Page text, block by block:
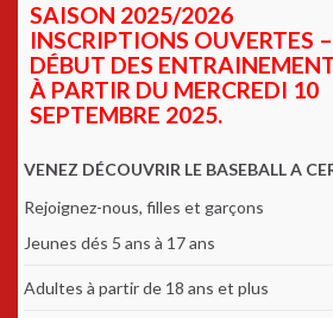
SAISON 2025/2026
INSCRIPTIONS OUVERTES –
DÉBUT DES
À PARTIR DU MERCREDI 10
SEPTEMBRE 2025.
VENEZ DÉCOUVRIR LE BASEBALL A
Rejoignez-nous, filles et garçons
Jeunes dés 5 ans à 17 ans
Adultes à partir de 18 ans et plus